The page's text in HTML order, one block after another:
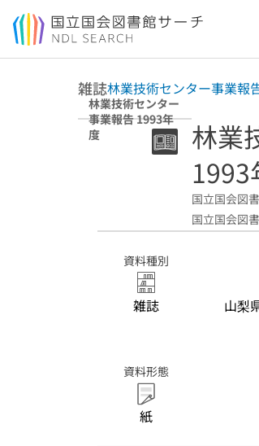
本文へ移動
雑誌林業技術センター事業報
林業技術センター
事業報告 1993年
度
林業
1993
国立国会図
国立国会図
資料種別
雑誌
山梨
資料形態
紙